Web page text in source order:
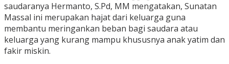
saudaranya Hermanto, S.Pd, MM mengatakan, Sunatan
Massal ini merupakan hajat dari keluarga guna
membantu meringankan beban bagi saudara atau
keluarga yang kurang mampu khususnya anak yatim dan
fakir miskin.